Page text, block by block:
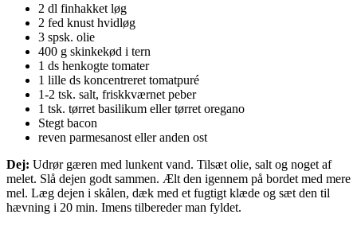
2 dl finhakket løg
2 fed knust hvidløg
3 spsk. olie
400 g skinkekød i tern
1 ds henkogte tomater
1 lille ds koncentreret tomatpuré
1-2 tsk. salt, friskkværnet peber
1 tsk. tørret basilikum eller tørret oregano
Stegt bacon
reven parmesanost eller anden ost
Dej: Udrør gæren med lunkent vand. Tilsæt olie, salt og noget af
melet. Slå dejen godt sammen. Ælt den igennem på bordet med mere
mel. Læg dejen i skålen, dæk med et fugtigt klæde og sæt den til
hævning i 20 min. Imens tilbereder man fyldet.